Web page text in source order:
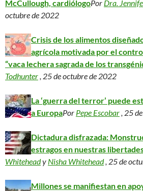
McCullough, cardiólogoPor Dra.
octubre de 2022
Crisis de los alimentos
agrícola motivada por el
“vaca lechera sagrada de los
Todhunter, 25 de octubre de 2022
La ‘guerra del terror’ puede
a EuropaPor Pepe Escobar, 25
Dictadura disfrazada:
estragos en nuestras
Whiteheady Nisha Whitehead, 25 de
Millones se manifiestan en